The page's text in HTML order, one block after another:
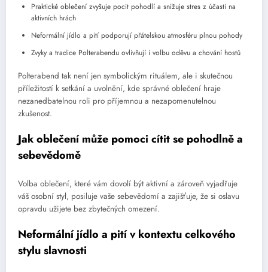
Praktické oblečení zvyšuje pocit pohodlí a snižuje stres z účasti na
aktivních hrách
Neformální jídlo a pití podporují přátelskou atmosféru plnou pohody
Zvyky a tradice Polterabendu ovlivňují i volbu oděvu a chování hostů
Polterabend tak není jen symbolickým rituálem, ale i skutečnou
příležitostí k setkání a uvolnění, kde správné oblečení hraje
nezanedbatelnou roli pro příjemnou a nezapomenutelnou
zkušenost.
Jak oblečení může pomoci cítit se pohodlně a
sebevědomě
Volba oblečení, které vám dovolí být aktivní a zároveň vyjadřuje
váš osobní styl, posiluje vaše sebevědomí a zajišťuje, že si oslavu
opravdu užijete bez zbytečných omezení.
Neformální jídlo a pití v kontextu celkového
stylu slavnosti